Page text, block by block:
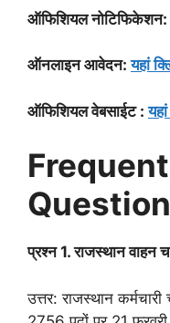
ऑफिशियल नोटिफिकेशन:
ऑनलाइन आवेदन:यहां
ऑफिशियल वेबसाईट :
प्रश्न 1. राजस्थान वाहन
उत्तर: राजस्थान कर्मचारी